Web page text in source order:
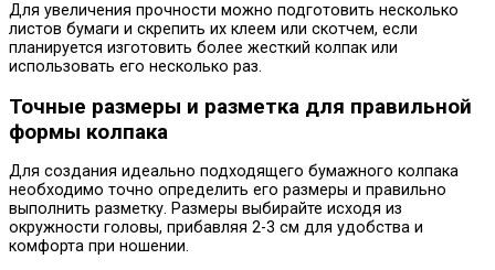
Для увеличения прочности можно подготовить несколько
листов бумаги и скрепить их клеем или скотчем, если
планируется изготовить более жесткий колпак или
использовать его несколько раз.
Точные размеры и разметка для правильной
формы колпака
Для создания идеально подходящего бумажного колпака
необходимо точно определить его размеры и правильно
выполнить разметку. Размеры выбирайте исходя из
окружности головы, прибавляя 2-3 см для удобства и
комфорта при ношении.